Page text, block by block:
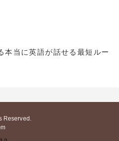
本当に英語が話せる最短ルー
Reserved.